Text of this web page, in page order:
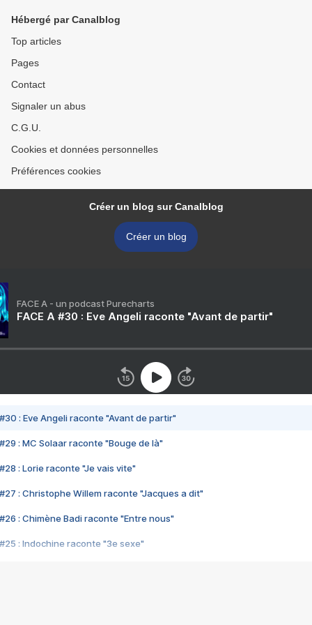
Hébergé par Canalblog
Top articles
Pages
Contact
Signaler un abus
C.G.U.
Cookies et données personnelles
Préférences cookies
Créer un blog sur Canalblog
Créer un blog
FACE A - un podcast Purecharts
FACE A #30 : Eve Angeli raconte "Avant de partir"
#30 : Eve Angeli raconte "Avant de partir"
#29 : MC Solaar raconte "Bouge de là"
#28 : Lorie raconte "Je vais vite"
#27 : Christophe Willem raconte "Jacques a dit"
#26 : Chimène Badi raconte "Entre nous"
#25 : Indochine raconte "3e sexe"